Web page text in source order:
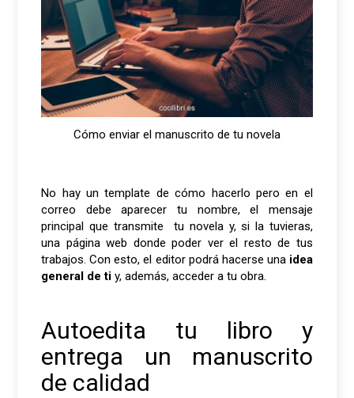
Cómo enviar el manuscrito de tu novela
No hay un template de cómo hacerlo pero en el
correo debe aparecer tu nombre, el mensaje
principal que transmite tu novela y, si la tuvieras,
una página web donde poder ver el resto de tus
trabajos. Con esto, el editor podrá hacerse una idea
general de ti y, además, acceder a tu obra.
Autoedita tu libro y
entrega un manuscrito
de calidad